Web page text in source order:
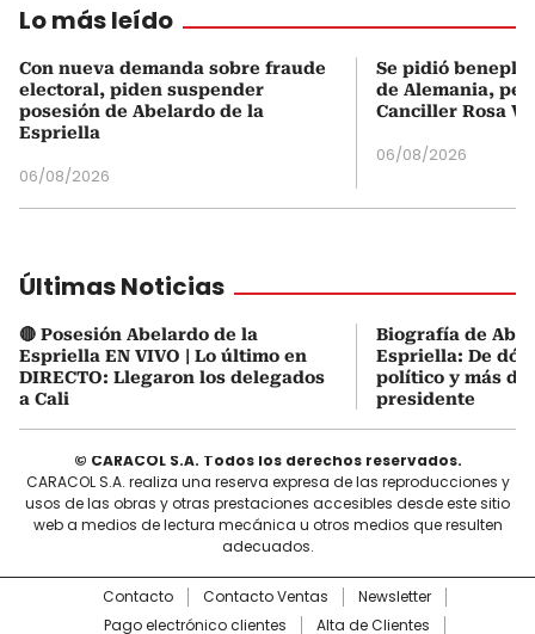
Lo más leído
Con nueva demanda sobre fraude
electoral, piden suspender
posesión de Abelardo de la
Espriella
06/08/2026
Se pidió
de Alemania,
Canciller Rosa
06/08/2026
Últimas Noticias
🔴 Posesión Abelardo de la
Espriella EN VIVO | Lo último en
DIRECTO: Llegaron los delegados
a Cali
Biografía de
Espriella: De
político y más
presidente
© CARACOL S.A. Todos los derechos reservados.
CARACOL S.A. realiza una reserva expresa de las reproducciones y
usos de las obras y otras prestaciones accesibles desde este sitio
web a medios de lectura mecánica u otros medios que resulten
adecuados.
Contacto Contacto Ventas
Newsletter
Pago electrónico clientes
Alta de Clientes